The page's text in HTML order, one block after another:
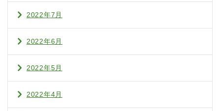
2022年7月
2022年6月
2022年5月
2022年4月